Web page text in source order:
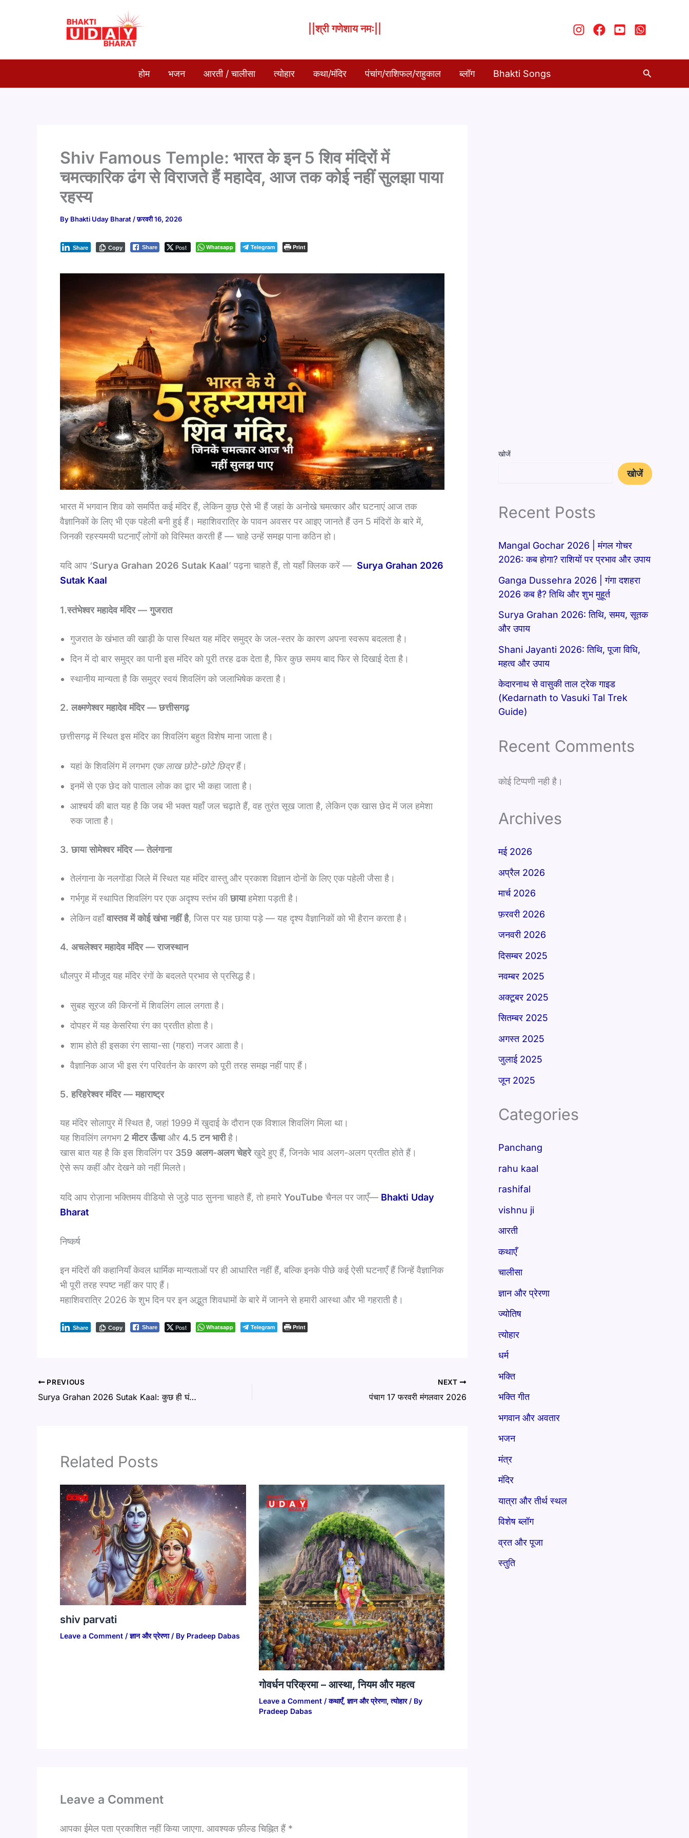
||श्री गणेशाय नमः||
होम भजन आरती / चालीसा त्योहार कथा/मंदिर पंचांग/राशिफल/राहुकाल ब्लॉग Bhakti Songs Search
Shiv Famous Temple: भारत के इन 5 शिव मंदिरों में
चमत्कारिक ढंग से विराजते हैं महादेव, आज तक कोई नहीं सुलझा पाया
रहस्य
By Bhakti Uday Bharat /फ़रवरी 16, 2026
Share Post
Share Whatsapp Telegram
Copy Print
भारत में भगवान शिव को समर्पित कई मंदिर हैं, लेकिन कुछ ऐसे भी हैं जहां के अनोखे चमत्कार और घटनाएं आज तक
वैज्ञानिकों के लिए भी एक पहेली बनी हुई हैं। महाशिवरात्रि के पावन अवसर पर आइए जानते हैं उन 5 मंदिरों के बारे में,
जिनकी रहस्यमयी घटनाएँ लोगों को विस्मित करती हैं — चाहे उन्हें समझ पाना कठिन हो।
यदि आप ‘Surya Grahan 2026 Sutak Kaal’ पढ़ना चाहते हैं, तो यहाँ क्लिक करें — Surya Grahan 2026
Sutak Kaal
1.स्तंभेश्वर महादेव मंदिर — गुजरात
गुजरात के खंभात की खाड़ी के पास स्थित यह मंदिर समुद्र के जल-स्तर के कारण अपना स्वरूप बदलता है।
दिन में दो बार समुद्र का पानी इस मंदिर को पूरी तरह ढक देता है, फिर कुछ समय बाद फिर से दिखाई देता है।
स्थानीय मान्यता है कि समुद्र स्वयं शिवलिंग को जलाभिषेक करता है।
2. लक्ष्मणेश्वर महादेव मंदिर — छत्तीसगढ़
छत्तीसगढ़ में स्थित इस मंदिर का शिवलिंग बहुत विशेष माना जाता है।
यहां के शिवलिंग में लगभग एक लाख छोटे-छोटे छिद्रहैं।
इनमें से एक छेद को पाताल लोक का द्वार भी कहा जाता है।
आश्चर्य की बात यह है कि जब भी भक्त यहाँ जल चढ़ाते हैं, वह तुरंत सूख जाता है, लेकिन एक खास छेद में जल हमेशा
रुक जाता है।
3. छाया सोमेश्वर मंदिर — तेलंगाना
तेलंगाना के नलगोंडा जिले में स्थित यह मंदिर वास्तु और प्रकाश विज्ञान दोनों के लिए एक पहेली जैसा है।
गर्भगृह में स्थापित शिवलिंग पर एक अदृश्य स्तंभ कीछायाहमेशा पड़ती है।
लेकिन वहाँवास्तव में कोई खंभा नहीं है, जिस पर यह छाया पड़े — यह दृश्य वैज्ञानिकों को भी हैरान करता है।
4. अचलेश्वर महादेव मंदिर — राजस्थान
धौलपुर में मौजूद यह मंदिर रंगों के बदलते प्रभाव से प्रसिद्ध है।
सुबह सूरज की किरनों में शिवलिंग लाल लगता है।
दोपहर में यह केसरिया रंग का प्रतीत होता है।
शाम होते ही इसका रंग साया-सा (गहरा) नजर आता है।
वैज्ञानिक आज भी इस रंग परिवर्तन के कारण को पूरी तरह समझ नहीं पाए हैं।
5. हरिहरेश्वर मंदिर — महाराष्ट्र
यह मंदिर सोलापुर में स्थित है, जहां 1999 में खुदाई के दौरान एक विशाल शिवलिंग मिला था।
यह शिवलिंग लगभग 2 मीटर ऊँचाऔर 4.5 टन भारीहै।
खास बात यह है कि इस शिवलिंग पर 359 अलग-अलग चेहरेखुदे हुए हैं, जिनके भाव अलग-अलग प्रतीत होते हैं।
ऐसे रूप कहीं और देखने को नहीं मिलते।
यदि आप रोज़ाना भक्तिमय वीडियो से जुड़े पाठ सुनना चाहते हैं, तो हमारे YouTube चैनल पर जाएँ— Bhakti Uday
Bharat
निष्कर्ष
इन मंदिरों की कहानियाँ केवल धार्मिक मान्यताओं पर ही आधारित नहीं हैं, बल्कि इनके पीछे कई ऐसी घटनाएँ हैं जिन्हें वैज्ञानिक
भी पूरी तरह स्पष्ट नहीं कर पाए हैं।
महाशिवरात्रि 2026 के शुभ दिन पर इन अद्भुत शिवधामों के बारे में जानने से हमारी आस्था और भी गहराती है।
Share Post
Share Whatsapp Telegram
Copy Print
PREVIOUS
Surya Grahan 2026 Sutak Kaal: कुछ ही घंटों में लगेगा सूर्य ग्रहण, जानिए भारत में सूतक काल मान्य होगा या नहीं
NEXT
पंचाग 17 फरवरी मंगलवार 2026
Related Posts
shiv parvati
Leave a Comment /ज्ञान और प्रेरणा/ By Pradeep Dabas
गोवर्धन परिक्रमा – आस्था, नियम और महत्व
Leave a Comment /कथाएँ,ज्ञान और प्रेरणा,त्योहार/ By
Pradeep Dabas
Leave a Comment
आपका ईमेल पता प्रकाशित नहीं किया जाएगा. आवश्यक फ़ील्ड चिह्नित हैं *
खोजें
खोजें
Recent Posts
Mangal Gochar 2026 | मंगल गोचर
2026: कब होगा? राशियों पर प्रभाव और उपाय
Ganga Dussehra 2026 | गंगा दशहरा
2026 कब है? तिथि और शुभ मुहूर्त
Surya Grahan 2026: तिथि, समय, सूतक
और उपाय
Shani Jayanti 2026: तिथि, पूजा विधि,
महत्व और उपाय
केदारनाथ से वासुकी ताल ट्रेक गाइड
(Kedarnath to Vasuki Tal Trek
Guide)
Recent Comments
कोई टिप्पणी नही है।
Archives
मई 2026
अप्रैल 2026
मार्च 2026
फ़रवरी 2026
जनवरी 2026
दिसम्बर 2025
नवम्बर 2025
अक्टूबर 2025
सितम्बर 2025
अगस्त 2025
जुलाई 2025
जून 2025
Categories
Panchang
rahu kaal
rashifal
vishnu ji
आरती
कथाएँ
चालीसा
ज्ञान और प्रेरणा
ज्योतिष
त्योहार
धर्म
भक्ति
भक्ति गीत
भगवान और अवतार
भजन
मंत्र
मंदिर
यात्रा और तीर्थ स्थल
विशेष ब्लॉग
व्रत और पूजा
स्तुति